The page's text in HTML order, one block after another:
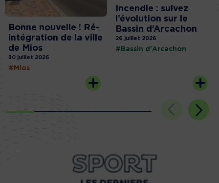
Bonne nouvelle ! Ré-
intégration de la ville
de Mios
30 juillet 2026
#Mios
Incendie : suivez
l’évolution sur le
Bassin d’Arcachon
26 juillet 2026
#Bassin d'Arcachon